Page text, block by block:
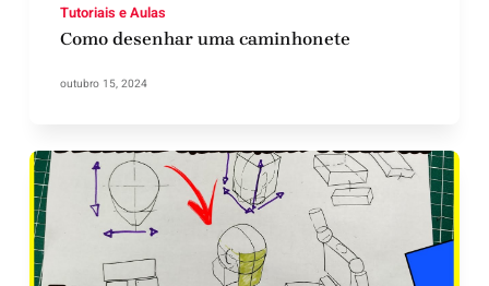
Tutoriais e Aulas
Como desenhar uma caminhonete
outubro 15, 2024